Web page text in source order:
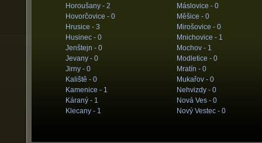
Horoušany - 2
Hovorčovice - 0
Hrusice - 3
Husinec - 0
Jenštejn - 0
Jevany - 0
Jirny - 0
Kaliště - 0
Kamenice - 1
Káraný - 1
Klecany - 1
Máslovice - 0
Měšice - 0
Mirošovice - 0
Mnichovice - 1
Mochov - 1
Modletice - 0
Mratín - 0
Mukařov - 0
Nehvizdy - 0
Nová Ves - 0
Nový Vestec - 0